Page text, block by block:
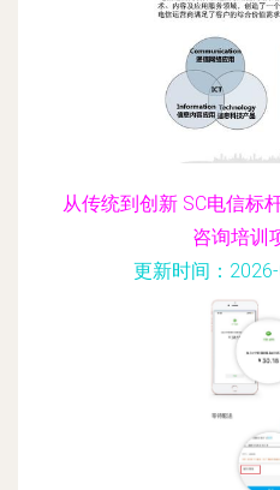
从传统到创新 SC电信标
咨询培训
更新时间：